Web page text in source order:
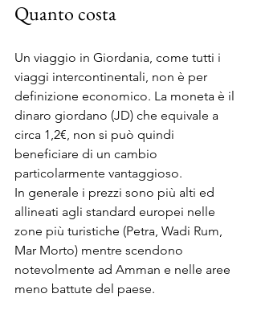
Quanto costa
Un viaggio in Giordania, come tutti i
viaggi intercontinentali, non è per
definizione economico. La moneta è il
dinaro giordano (JD) che equivale a
circa 1,2€, non si può quindi
beneficiare di un cambio
particolarmente vantaggioso.
In generale i prezzi sono più alti ed
allineati agli standard europei nelle
zone più turistiche (Petra, Wadi Rum,
Mar Morto) mentre scendono
notevolmente ad Amman e nelle aree
meno battute del paese.